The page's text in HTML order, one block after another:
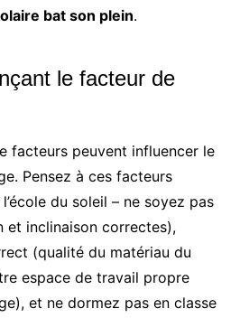
bat son plein.
le facteur de
facteurs peuvent influencer le
Pensez à ces facteurs
du soleil – ne soyez pas
et inclinaison correctes),
(qualité du matériau du
espace de travail propre
et ne dormez pas en classe